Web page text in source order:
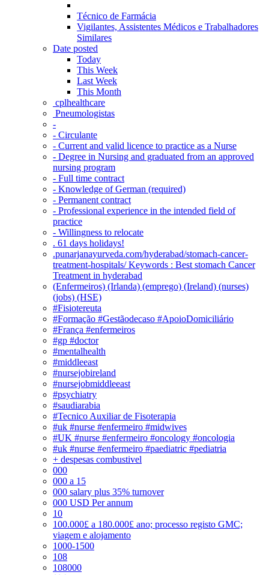
Técnico de Farmácia
Vigilantes, Assistentes Médicos e Trabalhadores
Similares
Date posted
Today
This Week
Last Week
This Month
‎ cplhealthcare‬
Pneumologistas
-
- Circulante
- Current and valid licence to practice as a Nurse
- Degree in Nursing and graduated from an approved
nursing program
- Full time contract
- Knowledge of German (required)
- Permanent contract
- Professional experience in the intended field of
practice
- Willingness to relocate
. 61 days holidays!
.punarjanayurveda.com/hyderabad/stomach-cancer-
treatment-hospitals/ Keywords : Best stomach Cancer
Treatment in hyderabad
(Enfermeiros) (Irlanda) (emprego) (Ireland) (nurses)
(jobs) (HSE)
#Fisiotereuta
#Formação #Gestãodecaso #ApoioDomiciliário
#França #enfermeiros
#gp #doctor
#mentalhealth
#middleeast
#nursejobireland
#nursejobmiddleeast
#psychiatry
#saudiarabia
#Tecnico Auxiliar de Fisoterapia
#uk #nurse #enfermeiro #midwives
#UK #nurse #enfermeiro #oncology #oncologia
#uk #nurse #enfermeiro #paediatric #pediatria
+ despesas combustivel
000
000 a 15
000 salary plus 35% turnover
000 USD Per annum
10
100.000£ a 180.000£ ano; processo registo GMC;
viagem e alojamento
1000-1500
108
108000